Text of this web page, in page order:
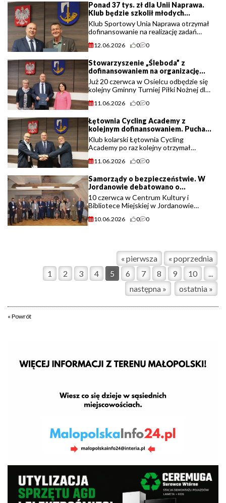
złotych (...)
Ponad 37 tys. zł dla Unii Naprawa.
Klub będzie szkolił młodych
sportowców i rozwijał działalność.
Klub Sportowy Unia Naprawa otrzymał
dofinansowanie na realizację zadań
kultury fizycznej. Dzięki wsparciu w
mógł (...)
12.06.2026 0 0
Stowarzyszenie „Śleboda” z
dofinansowaniem na organizację
turnieju piłkarskiego.
Już 20 czerwca w Osielcu odbędzie się
kolejny Gminny Turniej Piłki Nożnej dla
Jordanów. Organizacją wydarzenia
(...)
11.06.2026 0 0
Łętownia Cycling Academy z
kolejnym dofinansowaniem. Puchar
Szlaku Solnego już w lipcu.
Klub kolarski Łętownia Cycling
Academy po raz kolejny otrzymał
sportowego. W ramach konkursu na
upowszechniania kultury fizycznej (...)
11.06.2026 0 0
Samorządy o bezpieczeństwie. W
Jordanowie debatowano o
odporności na współczesne
zagrożenia.
10 czerwca w Centrum Kultury i
Bibliotece Miejskiej w Jordanowie
samorząd. W kierunku budowania
10.06.2026 0 0
« pierwsza
« poprzednia
1
2 3 4 5 6 7 8 9 10
...
następna »
ostatnia »
« Powrót